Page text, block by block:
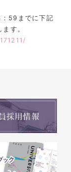
59までに下記
す。